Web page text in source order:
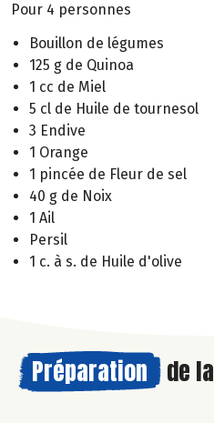
Pour 4 personnes
Bouillon de légumes
125 g de Quinoa
1 cc de Miel
5 cl de Huile de tournesol
3 Endive
1 Orange
1 pincée de Fleur de sel
40 g de Noix
1 Ail
Persil
1 c. à s. de Huile d'olive
Préparation de la